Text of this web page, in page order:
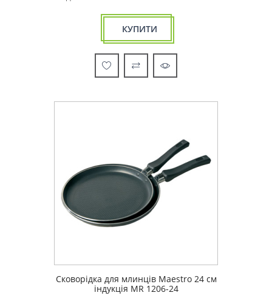
КУПИТИ
Сковорідка для млинців Maestro 24 см
індукція MR 1206-24